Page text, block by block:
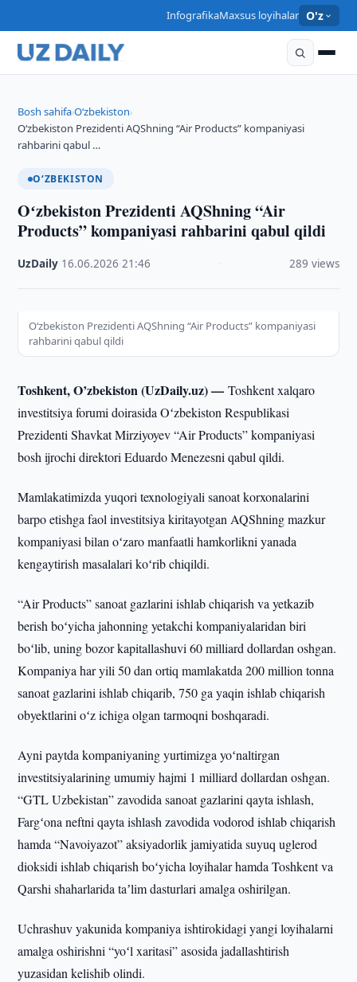
InfografikaMaxsus loyihalar O'z
Bosh sahifa›O‘zbekiston›
Oʻzbekiston Prezidenti AQShning “Air Products” kompaniyasi
rahbarini qabul …
O‘ZBEKISTON
Oʻzbekiston Prezidenti AQShning “Air
Products” kompaniyasi rahbarini qabul qildi
UzDaily 16.06.2026 ·21:46 289 views
Oʻzbekiston Prezidenti AQShning “Air Products” kompaniyasi
rahbarini qabul qildi
Toshkent, O’zbekiston (UzDaily.uz) —Toshkent xalqaro
investitsiya forumi doirasida Oʻzbekiston Respublikasi
Prezidenti Shavkat Mirziyoyev “Air Products” kompaniyasi
bosh ijrochi direktori Eduardo Menezesni qabul qildi.
Mamlakatimizda yuqori texnologiyali sanoat korxonalarini
barpo etishga faol investitsiya kiritayotgan AQShning mazkur
kompaniyasi bilan oʻzaro manfaatli hamkorlikni yanada
kengaytirish masalalari koʻrib chiqildi.
“Air Products” sanoat gazlarini ishlab chiqarish va yetkazib
berish boʻyicha jahonning yetakchi kompaniyalaridan biri
boʻlib, uning bozor kapitallashuvi 60 milliard dollardan oshgan.
Kompaniya har yili 50 dan ortiq mamlakatda 200 million tonna
sanoat gazlarini ishlab chiqarib, 750 ga yaqin ishlab chiqarish
obyektlarini oʻz ichiga olgan tarmoqni boshqaradi.
Ayni paytda kompaniyaning yurtimizga yoʻnaltirgan
investitsiyalarining umumiy hajmi 1 milliard dollardan oshgan.
“GTL Uzbekistan” zavodida sanoat gazlarini qayta ishlash,
Fargʻona neftni qayta ishlash zavodida vodorod ishlab chiqarish
hamda “Navoiyazot” aksiyadorlik jamiyatida suyuq uglerod
dioksidi ishlab chiqarish boʻyicha loyihalar hamda Toshkent va
Qarshi shaharlarida taʼlim dasturlari amalga oshirilgan.
Uchrashuv yakunida kompaniya ishtirokidagi yangi loyihalarni
amalga oshirishni “yoʻl xaritasi” asosida jadallashtirish
yuzasidan kelishib olindi.